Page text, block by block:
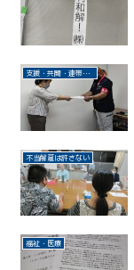
支援・共闘・連帯活動
不当解雇は許さない
福祉・医療